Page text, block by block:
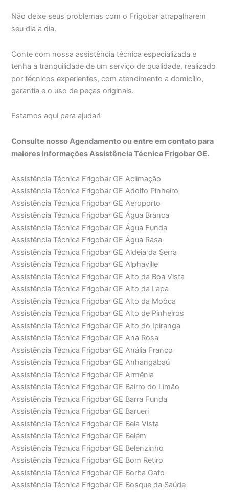
Não deixe seus problemas com o Frigobar atrapalharem
seu dia a dia.
Conte com nossa assistência técnica especializada e
tenha a tranquilidade de um serviço de qualidade, realizado
por técnicos experientes, com atendimento a domicílio,
garantia e o uso de peças originais.
Estamos aqui para ajudar!
Consulte nosso Agendamento ou entre em contato para
maiores informações Assistência Técnica Frigobar GE.
Assistência Técnica Frigobar GE Aclimação
Assistência Técnica Frigobar GE Adolfo Pinheiro
Assistência Técnica Frigobar GE Aeroporto
Assistência Técnica Frigobar GE Água Branca
Assistência Técnica Frigobar GE Água Funda
Assistência Técnica Frigobar GE Água Rasa
Assistência Técnica Frigobar GE Aldeia da Serra
Assistência Técnica Frigobar GE Alphaville
Assistência Técnica Frigobar GE Alto da Boa Vista
Assistência Técnica Frigobar GE Alto da Lapa
Assistência Técnica Frigobar GE Alto da Moóca
Assistência Técnica Frigobar GE Alto de Pinheiros
Assistência Técnica Frigobar GE Alto do Ipiranga
Assistência Técnica Frigobar GE Ana Rosa
Assistência Técnica Frigobar GE Anália Franco
Assistência Técnica Frigobar GE Anhangabaú
Assistência Técnica Frigobar GE Armênia
Assistência Técnica Frigobar GE Bairro do Limão
Assistência Técnica Frigobar GE Barra Funda
Assistência Técnica Frigobar GE Barueri
Assistência Técnica Frigobar GE Bela Vista
Assistência Técnica Frigobar GE Belém
Assistência Técnica Frigobar GE Belenzinho
Assistência Técnica Frigobar GE Bom Retiro
Assistência Técnica Frigobar GE Borba Gato
Assistência Técnica Frigobar GE Bosque da Saúde